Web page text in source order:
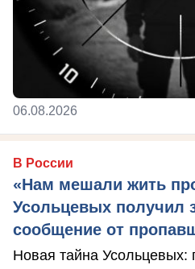
06.08.2026
В России
«Нам мешали жить
Усольцевых получил
сообщение от
Новая тайна